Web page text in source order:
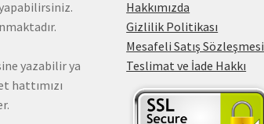
yazabilir ya
hattımızı
Hakkımızda
Gizlilik Politikası
Mesafeli Satış Sözleşmesi
Teslimat ve İade Hakkı